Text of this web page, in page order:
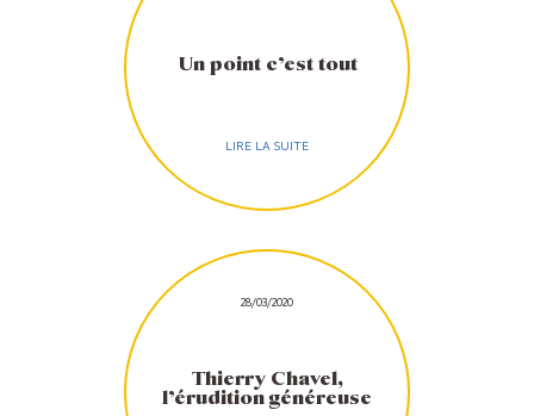
Un point c’est tout
LIRE LA SUITE
28/03/2020
Thierry Chavel,
l’érudition généreuse